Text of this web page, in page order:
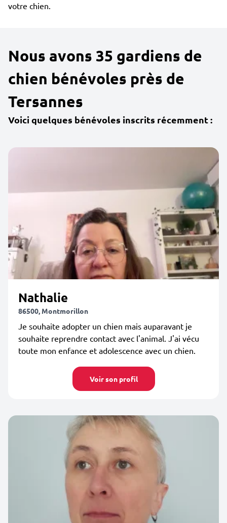
votre chien.
Nous avons 35 gardiens de
chien bénévoles près de
Tersannes
Voici quelques bénévoles inscrits récemment :
Nathalie
86500, Montmorillon
Je souhaite adopter un chien mais auparavant je
souhaite reprendre contact avec l'animal. J'ai vécu
toute mon enfance et adolescence avec un chien.
Voir son profil